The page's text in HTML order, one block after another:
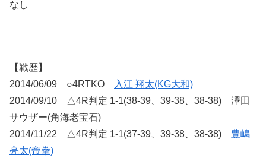
なし
【戦歴】
2014/06/09 ○4RTKO
入江 翔太(KG大和)
2014/09/10 △4R判定 1-1(38-39、39-38、38-38) 澤田
サウザー(角海老宝石)
2014/11/22 △4R判定 1-1(37-39、39-38、38-38) 豊嶋
亮太(帝拳)